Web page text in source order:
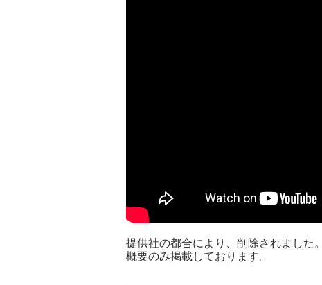
提供社の都合により、削除されました。
概要のみ掲載しております。